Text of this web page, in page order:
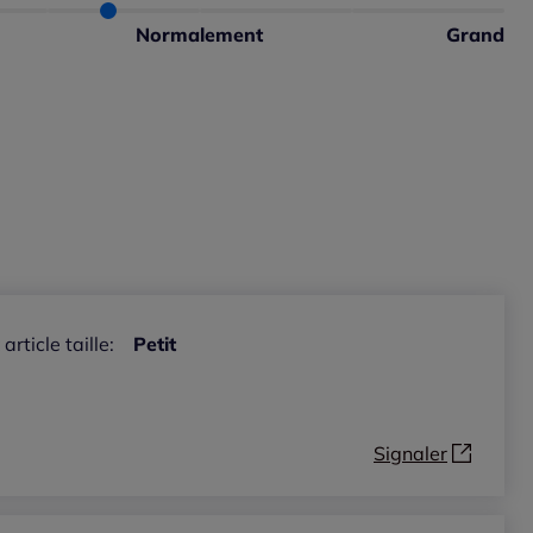
Normalement Grand
: 67%
article taille: Petit
Signaler